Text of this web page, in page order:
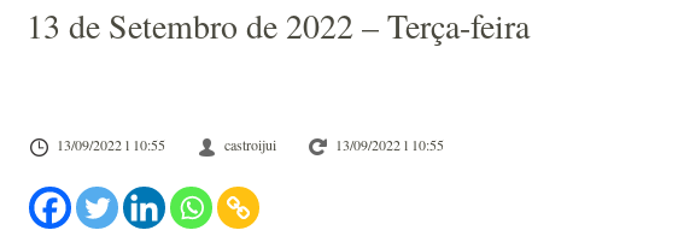
13 de Setembro de 2022 – Terça-feira
13/09/2022 l 10:55 castroijui 13/09/2022 l 10:55